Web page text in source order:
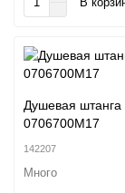
Душевая штанга
0706700M17
142207
Много